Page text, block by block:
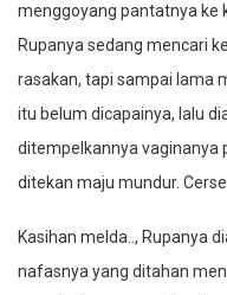
menggoyang pantatnya ke
Rupanya sedang mencari
rasakan, tapi sampai lama
itu belum dicapainya, lalu
ditempelkannya vaginanya
ditekan maju mundur.
Kasihan melda.., Rupanya
nafasnya yang ditahan